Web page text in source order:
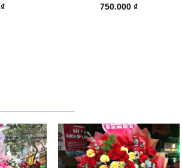
₫
750.000₫